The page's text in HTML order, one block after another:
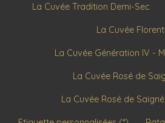
La Cuvée Tradition Demi-Sec
La Cuvée
La Cuvée Génération IV -
La Cuvée Rosé de
La Cuvée Rosé de